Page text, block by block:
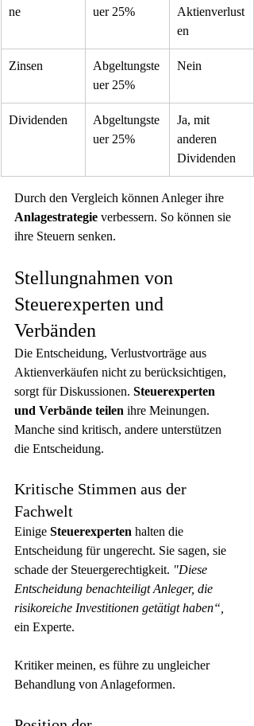
ne
uer 25%
Aktienverlust
en
Zinsen
Abgeltungste
uer 25%
Nein
Dividenden
Abgeltungste
uer 25%
Ja, mit
anderen
Dividenden
Durch den Vergleich können Anleger ihre
Anlagestrategie verbessern. So können sie
ihre Steuern senken.
Stellungnahmen von
Steuerexperten und
Verbänden
Die Entscheidung, Verlustvorträge aus
Aktienverkäufen nicht zu berücksichtigen,
sorgt für Diskussionen. Steuerexperten
und Verbände teilen ihre Meinungen.
Manche sind kritisch, andere unterstützen
die Entscheidung.
Kritische Stimmen aus der
Fachwelt
Einige Steuerexperten halten die
Entscheidung für ungerecht. Sie sagen, sie
schade der Steuergerechtigkeit. "Diese
Entscheidung benachteiligt Anleger, die
risikoreiche Investitionen getätigt haben“,
ein Experte.
Kritiker meinen, es führe zu ungleicher
Behandlung von Anlageformen.